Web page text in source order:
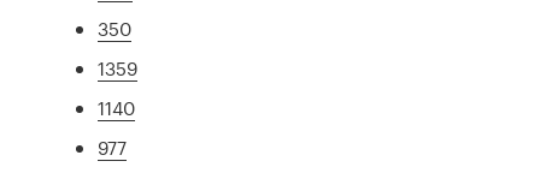
350
1359
1140
977